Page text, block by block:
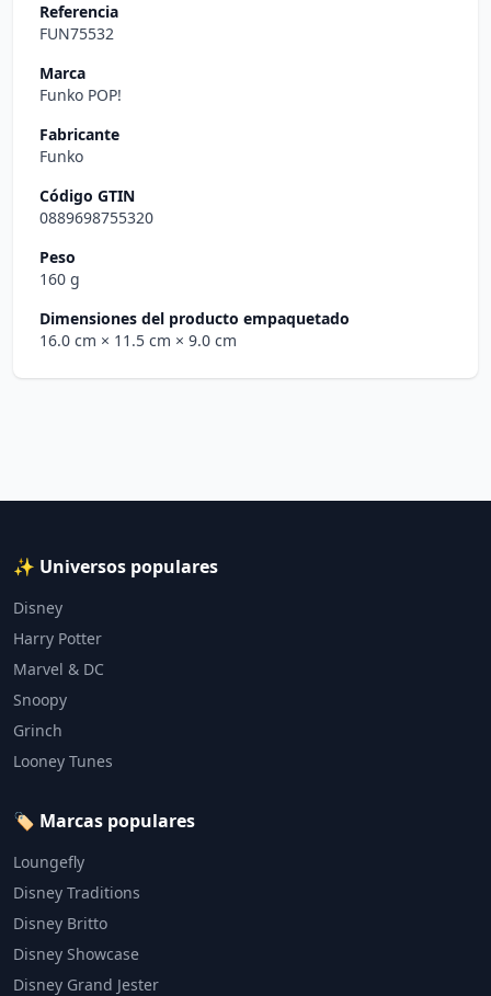
Referencia
FUN75532
Marca
Funko POP!
Fabricante
Funko
Código GTIN
0889698755320
Peso
160 g
Dimensiones del producto empaquetado
16.0 cm × 11.5 cm × 9.0 cm
✨ Universos populares
Disney
Harry Potter
Marvel & DC
Snoopy
Grinch
Looney Tunes
🏷️ Marcas populares
Loungefly
Disney Traditions
Disney Britto
Disney Showcase
Disney Grand Jester